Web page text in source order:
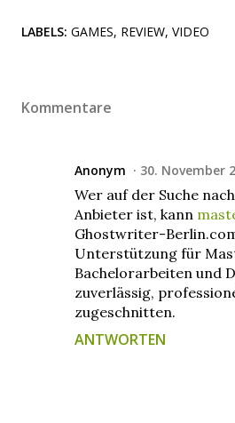
LABELS: GAMES REVIEW VIDEO
Kommentare
Anonym 30. November
Wer auf der Suche
Anbieter ist, kann
Ghostwriter-
Unterstützung für
Bachelorarbeiten und
zuverlässig,
zugeschnitten.
ANTWORTEN